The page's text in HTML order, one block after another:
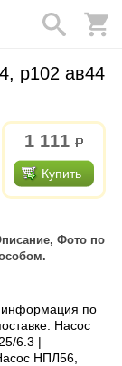
р102 ав44
1 111 р.
Купить
Фото по
информация по
Насос
6.3 |
НПЛ56,